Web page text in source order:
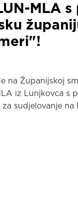
MLA
na Županijskoj
iz Lunjkovca s
sudjelovanje na